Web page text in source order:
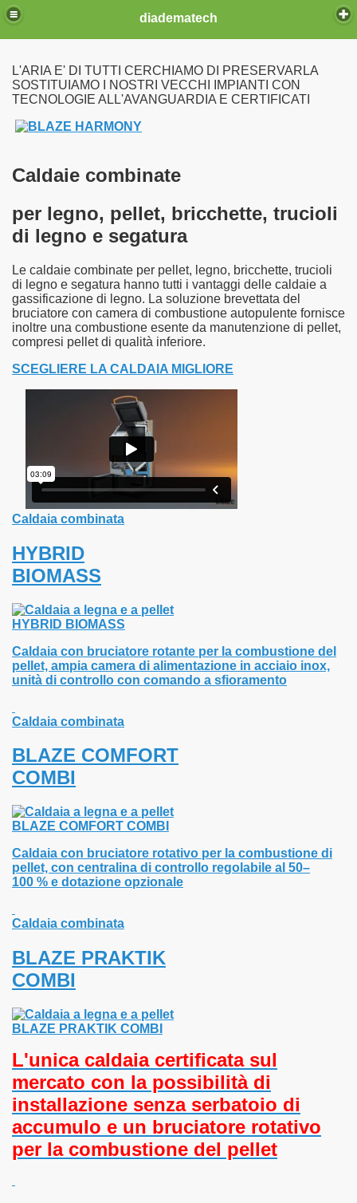
diadematech
L'ARIA E' DI TUTTI CERCHIAMO DI PRESERVARLA
SOSTITUIAMO I NOSTRI VECCHI IMPIANTI CON
TECNOLOGIE ALL'AVANGUARDIA E CERTIFICATI
Caldaie combinate
per legno, pellet, bricchette, trucioli
di legno e segatura
Le caldaie combinate per pellet, legno, bricchette, trucioli
di legno e segatura hanno tutti i vantaggi delle caldaie a
gassificazione di legno. La soluzione brevettata del
bruciatore con camera di combustione autopulente fornisce
inoltre una combustione esente da manutenzione di pellet,
compresi pellet di qualità inferiore.
SCEGLIERE LA CALDAIA MIGLIORE
Caldaia combinata
HYBRID
BIOMASS
Caldaia con bruciatore rotante per la combustione del
pellet, ampia camera di alimentazione in acciaio inox,
unità di controllo con comando a sfioramento
Caldaia combinata
BLAZE COMFORT
COMBI
Caldaia con bruciatore rotativo per la combustione di
pellet, con centralina di controllo regolabile al 50–
100 % e dotazione opzionale
Caldaia combinata
BLAZE PRAKTIK
COMBI
L'unica caldaia certificata sul
mercato con la possibilità di
installazione senza serbatoio di
accumulo e un bruciatore rotativo
per la combustione del pellet
fissa
Combi